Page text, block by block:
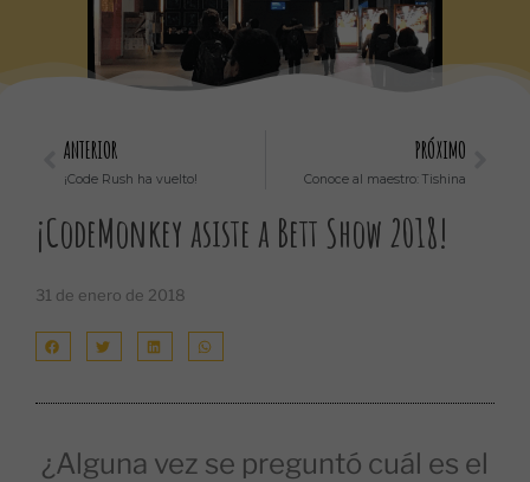
ANTERIOR
¡Code Rush ha vuelto!
PRÓXIMO
Conoce al maestro: Tishina
¡CodeMonkey asiste a Bett Show 2018!
31 de enero de 2018
¿Alguna vez se preguntó cuál es el